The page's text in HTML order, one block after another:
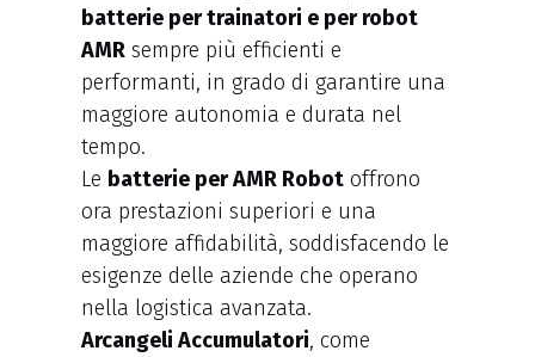
batterie per trainatori e per robot
AMR sempre più efficienti e
performanti, in grado di garantire una
maggiore autonomia e durata nel
tempo.
Le batterie per AMR Robot offrono
ora prestazioni superiori e una
maggiore affidabilità, soddisfacendo le
esigenze delle aziende che operano
nella logistica avanzata.
Arcangeli Accumulatori, come